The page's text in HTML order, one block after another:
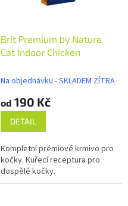
Brit Premium by Nature
Cat Indoor Chicken
Na objednávku - SKLADEM ZÍTRA
od 190 Kč
DETAIL
Kompletní prémiové krmivo pro
kočky. Kuřecí receptura pro
dospělé kočky.